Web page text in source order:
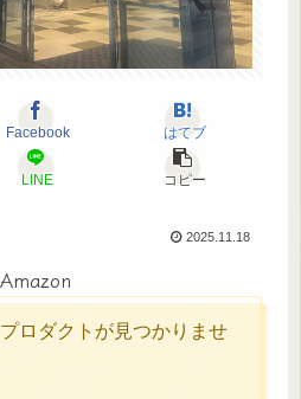
Facebook はてブ
LINE コピー
2025.11.18
Amazon
ロダクトが見つかりませ